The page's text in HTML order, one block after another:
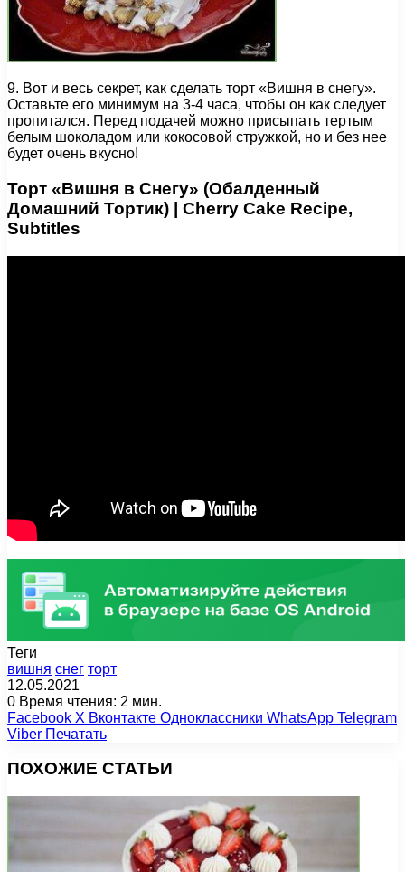
9. Вот и весь секрет, как сделать торт «Вишня в снегу».
Оставьте его минимум на 3-4 часа, чтобы он как следует
пропитался. Перед подачей можно присыпать тертым
белым шоколадом или кокосовой стружкой, но и без нее
будет очень вкусно!
Торт «Вишня в Снегу» (Обалденный
Домашний Тортик) | Cherry Cake Recipe,
Subtitles
Теги
вишня снег торт
12.05.2021
0 Время чтения: 2 мин.
Facebook X Вконтакте Одноклассники WhatsApp Telegram
Viber Печатать
ПОХОЖИЕ СТАТЬИ